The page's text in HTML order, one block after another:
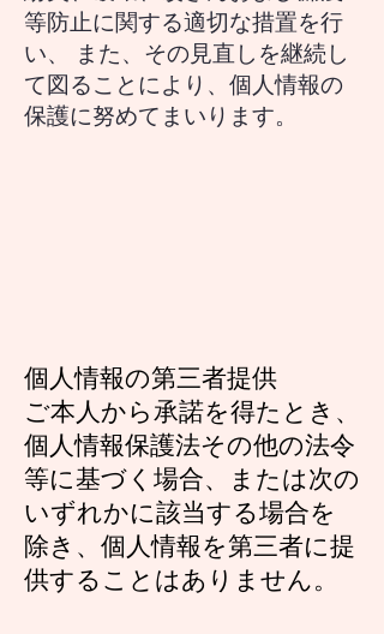
等防止に関する適切な措置を行
い、 また、その見直しを継続し
て図ることにより、個人情報の
保護に努めてまいります。
個人情報の第三者提供
ご本人から承諾を得たとき、
個人情報保護法その他の法令
等に基づく場合、または次の
いずれかに該当する場合を
除き、個人情報を第三者に提
供することはありません。